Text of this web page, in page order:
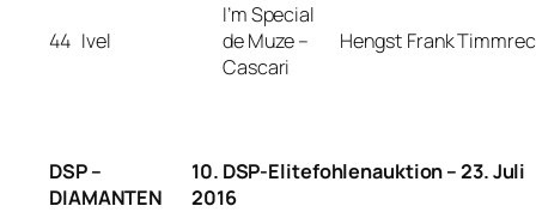
44 Ivel
I’m Special
de Muze –
Cascari
Hengst Frank
DSP –
DIAMANTEN
10. DSP-Elitefohlenauktion – 23. Juli
2016